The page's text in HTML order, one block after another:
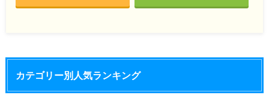
カテゴリー別人気ランキング